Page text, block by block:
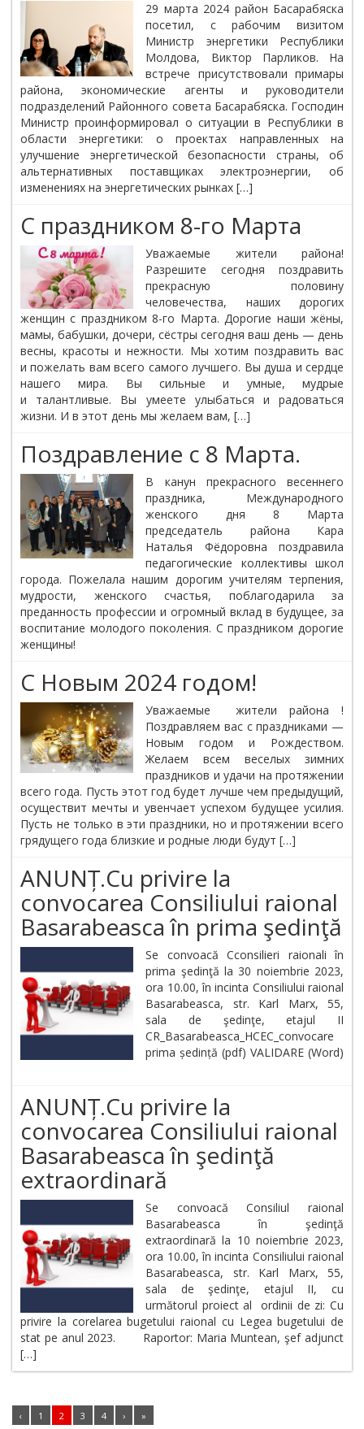
29 марта 2024 район Басарабяска
посетил, с рабочим визитом
Министр энергетики Республики
Молдова, Виктор Парликов. На
встрече присутствовали примары
района, экономические агенты и руководители
подразделений Районного совета Басарабяска. Господин
Министр проинформировал о ситуации в Республики в
области энергетики: о проектах направленных на
улучшение энергетической безопасности страны, об
альтернативных поставщиках электроэнергии, об
изменениях на энергетических рынках […]
С праздником 8-го Марта
Уважаемые жители района!
Разрешите сегодня поздравить
прекрасную половину
человечества, наших дорогих
женщин с праздником 8-го Марта. Дорогие наши жёны,
мамы, бабушки, дочери, сёстры сегодня ваш день — день
весны, красоты и нежности. Мы хотим поздравить вас
и пожелать вам всего самого лучшего. Вы душа и сердце
нашего мира. Вы сильные и умные, мудрые
и талантливые. Вы умеете улыбаться и радоваться
жизни. И в этот день мы желаем вам, […]
Поздравление с 8 Марта.
В канун прекрасного весеннего
праздника, Международного
женского дня 8 Марта
председатель района Кара
Наталья Фёдоровна поздравила
педагогические коллективы школ
города. Пожелала нашим дорогим учителям терпения,
мудрости, женского счастья, поблагодарила за
преданность профессии и огромный вклад в будущее, за
воспитание молодого поколения. С праздником дорогие
женщины!
С Новым 2024 годом!
Уважаемые жители района !
Поздравляем вас с праздниками —
Новым годом и Рождеством.
Желаем всем веселых зимних
праздников и удачи на протяжении
всего года. Пусть этот год будет лучше чем предыдущий,
осуществит мечты и увенчает успехом будущее усилия.
Пусть не только в эти праздники, но и протяжении всего
грядущего года близкие и родные люди будут […]
ANUNȚ.Cu privire la
convocarea Consiliului raional
Basarabeasca în prima şedinţă
Se convoacă Cconsilieri raionali în
prima şedinţă la 30 noiembrie 2023,
ora 10.00, în incinta Consiliului raional
Basarabeasca, str. Karl Marx, 55,
sala de şedinţe, etajul II
CR_Basarabeasca_HCEC_convocare
prima ședință (pdf) VALIDARE (Word)
ANUNȚ.Cu privire la
convocarea Consiliului raional
Basarabeasca în şedinţă
extraordinară
Se convoacă Consiliul raional
Basarabeasca în şedinţă
extraordinară la 10 noiembrie 2023,
ora 10.00, în incinta Consiliului raional
Basarabeasca, str. Karl Marx, 55,
sala de şedinţe, etajul II, cu
următorul proiect al ordinii de zi: Cu
privire la corelarea bugetului raional cu Legea bugetului de
stat pe anul 2023. Raportor: Maria Muntean, şef adjunct
[…]
‹ 1 2 3 4 › »